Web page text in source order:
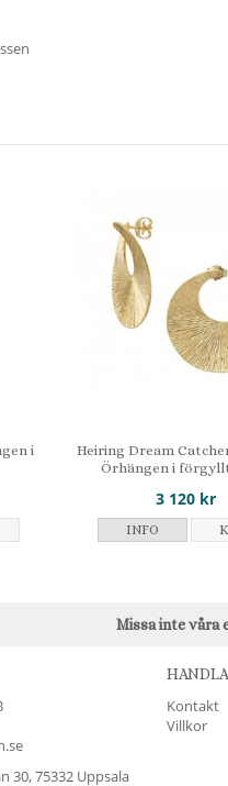
i
Heiring Dream
Örhängen i
3 120 kr
INFO
Missa inte våra
30, 75332 Uppsala
HANDLA
Kontakt
Villkor